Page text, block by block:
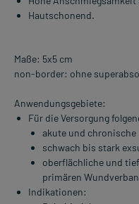
Hautschonend.
Maße: 5x5 cm
non-border: ohne
Anwendungsgebiete:
Für die Versorgung
akute und chronische
schwach bis stark
oberflächliche und
primären
Indikationen: